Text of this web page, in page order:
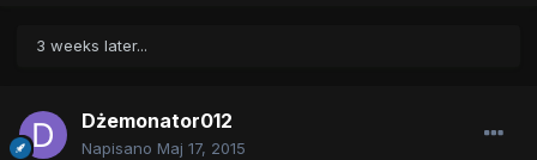
3 weeks later...
Dżemonator012
Napisano Maj 17, 2015